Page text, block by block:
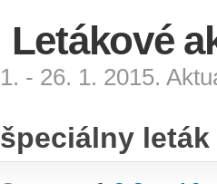
Letákové
1. - 26. 1. 2015.
špeciálny